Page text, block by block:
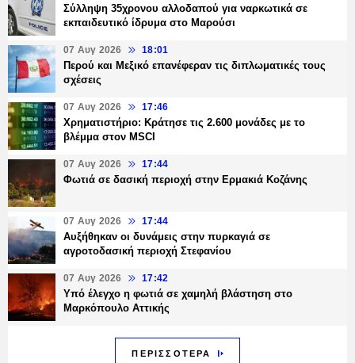
Σύλληψη 35χρονου αλλοδαπού για ναρκωτικά σε
εκπαιδευτικό ίδρυμα στο Μαρούσι
07 Αυγ 2026 18:01
Περού και Μεξικό επανέφεραν τις διπλωματικές τους
σχέσεις
07 Αυγ 2026 17:46
Χρηματιστήριο: Κράτησε τις 2.600 μονάδες με το
βλέμμα στον MSCI
07 Αυγ 2026 17:44
Φωτιά σε δασική περιοχή στην Ερμακιά Κοζάνης
07 Αυγ 2026 17:44
Αυξήθηκαν οι δυνάμεις στην πυρκαγιά σε
αγροτοδασική περιοχή Στεφανίου
07 Αυγ 2026 17:42
Υπό έλεγχο η φωτιά σε χαμηλή βλάστηση στο
Μαρκόπουλο Αττικής
ΠΕΡΙΣΣΟΤΕΡΑ